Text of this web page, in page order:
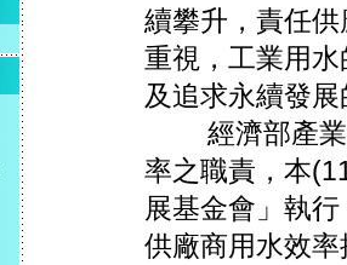
續攀升，責任
重視，工業用
及追求永續發
經濟部產業
率之職責，本
展基金會」執
供廠商用水效